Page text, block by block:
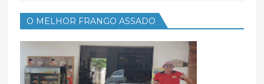
O MELHOR FRANGO ASSADO